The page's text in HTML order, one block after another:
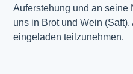
Auferstehung und an seine
uns in Brot und Wein
eingeladen teilzunehmen.